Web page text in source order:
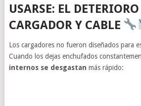
USARSE: EL
CARGADOR Y CABLE
Los cargadores no fueron diseñados para
Cuando los dejas enchufados
internos se desgastan más rápido: